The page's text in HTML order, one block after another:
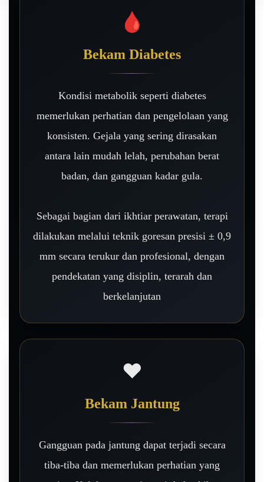
🩸
Bekam Diabetes
Kondisi metabolik seperti diabetes
memerlukan perhatian dan pengelolaan yang
konsisten. Gejala yang sering dirasakan
antara lain mudah lelah, perubahan berat
badan, dan gangguan kadar gula.
Sebagai bagian dari ikhtiar perawatan, terapi
dilakukan melalui teknik goresan presisi ± 0,9
mm secara terukur dan profesional, dengan
pendekatan yang disiplin, terarah dan
berkelanjutan
❤️
Bekam Jantung
Gangguan pada jantung dapat terjadi secara
tiba-tiba dan memerlukan perhatian yang